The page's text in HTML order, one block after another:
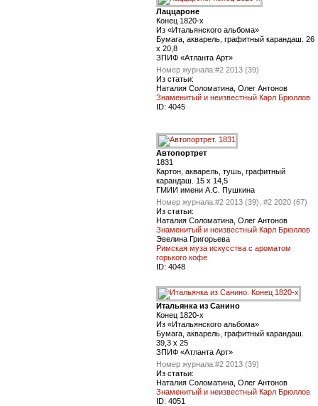
Лаццароне
Конец 1820-х
Из «Итальянского альбома»
Бумага, акварель, графитный карандаш. 26
x 20,8
ЗПИФ «Атланта Арт»
Номер журнала:#2 2013 (39)
Из статьи:
Наталия Соломатина, Олег Антонов
Знаменитый и неизвестный Карл Брюллов
ID: 4045
Автопортрет
1831
Картон, акварель, тушь, графитный
карандаш. 15 x 14,5
ГМИИ имени А.С. Пушкина
Номер журнала:#2 2013 (39), #2 2020 (67)
Из статьи:
Наталия Соломатина, Олег Антонов
Знаменитый и неизвестный Карл Брюллов
Эвелина Григорьева
Римская муза искусства с ароматом
горького кофе
ID: 4048
Итальянка из Санино
Конец 1820-х
Из «Итальянского альбома»
Бумага, акварель, графитный карандаш.
39,3 x 25
ЗПИФ «Атланта Арт»
Номер журнала:#2 2013 (39)
Из статьи:
Наталия Соломатина, Олег Антонов
Знаменитый и неизвестный Карл Брюллов
ID: 4051